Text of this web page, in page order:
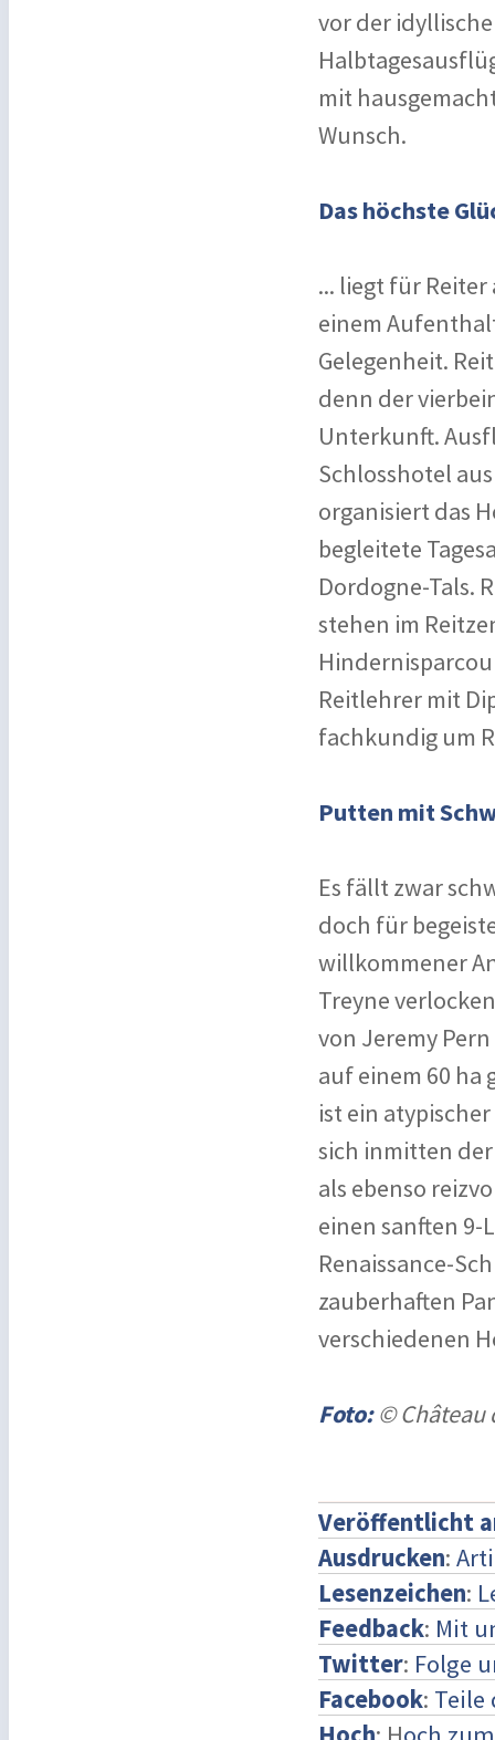
vor der
mit
Wunsch.
Das höchste
... liegt für
einem
Gelegenheit.
denn der
Unterkunft.
Schlosshotel
organisiert das
begleitete
Dordogne-Tals.
stehen im
Reitlehrer mit
fachkundig um
Putten mit
Es fällt zwar
doch für
willkommener
Treyne
von Jeremy
auf einem 60 ha
ist ein
sich inmitten
als ebenso
einen sanften 9-
Renaissance-
zauberhaften
verschiedenen
Foto:© Château
Veröffentlicht
Ausdrucken:
Lesenzeichen:
Feedback: Mit
Twitter: Folge
Facebook: Teile